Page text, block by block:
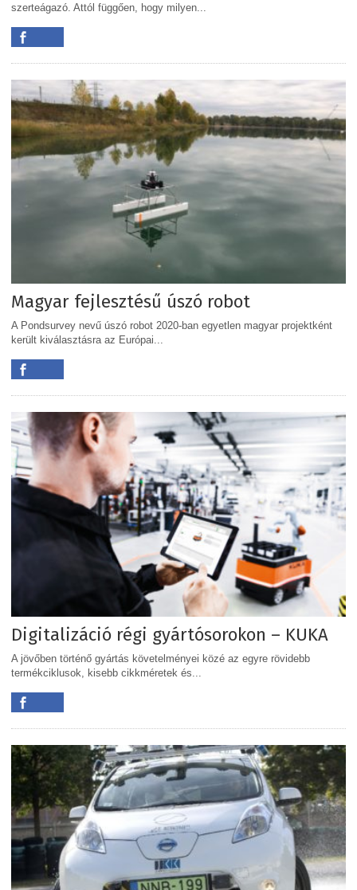
szerteágazó. Attól függően, hogy milyen...
Magyar fejlesztésű úszó robot
A Pondsurvey nevű úszó robot 2020-ban egyetlen magyar projektként
került kiválasztásra az Európai...
Digitalizáció régi gyártósorokon – KUKA
A jövőben történő gyártás követelményei közé az egyre rövidebb
termékciklusok, kisebb cikkméretek és...